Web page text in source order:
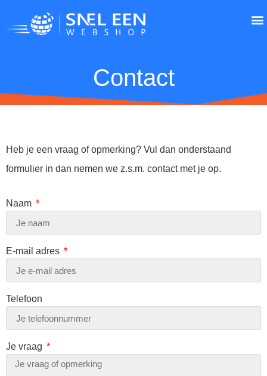
Contact
Heb je een vraag of opmerking? Vul dan onderstaand
formulier in dan nemen we z.s.m. contact met je op.
Naam
E-mail adres
Telefoon
Je vraag